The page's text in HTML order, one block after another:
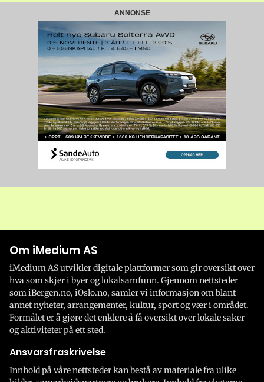
ANNONSE
Om iMedium AS
iMedium AS utvikler digitale plattformer som gir oversikt over
hva som skjer i byer og lokalsamfunn. Gjennom nettsteder
som iBergen.no, iOslo.no, samler vi informasjon om blant
annet nyheter, arrangementer, kultur, sport og vær i området.
Formålet er å gjøre det enklere å få oversikt over lokale saker
og aktiviteter på ett sted.
Ansvarsfraskrivelse
Innhold på våre nettsteder kan bestå av materiale fra ulike